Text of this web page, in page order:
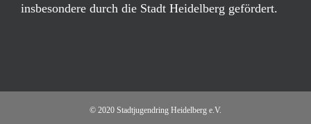
insbesondere durch die Stadt Heidelberg gefördert.
© 2020 Stadtjugendring Heidelberg e.V.